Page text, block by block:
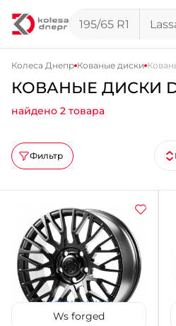
Колеса Днепр Кованые диски
КОВАНЫЕ ДИСКИ
найдено 2 товара
Фильтр
Ws forged